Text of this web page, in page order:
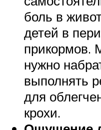
боль в
детей в
прикормов.
нужно
выполнять
для
крохи.